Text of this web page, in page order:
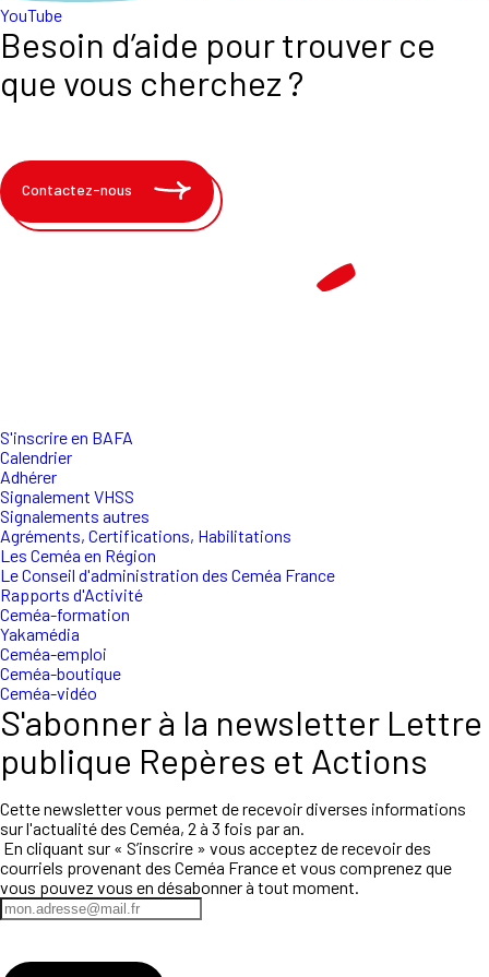
YouTube
Besoin d’aide pour trouver ce
que vous cherchez ?
Contactez-nous
S'inscrire en BAFA
Calendrier
Adhérer
Signalement VHSS
Signalements autres
Agréments, Certifications, Habilitations
Les Ceméa en Région
Le Conseil d'administration des Ceméa France
Rapports d'Activité
Ceméa-formation
Yakamédia
Ceméa-emploi
Ceméa-boutique
Ceméa-vidéo
S'abonner à la newsletter Lettre
publique Repères et Actions
Cette newsletter vous permet de recevoir diverses informations
sur l'actualité des Ceméa, 2 à 3 fois par an.
En cliquant sur « S’inscrire » vous acceptez de recevoir des
courriels provenant des Ceméa France et vous comprenez que
vous pouvez vous en désabonner à tout moment.